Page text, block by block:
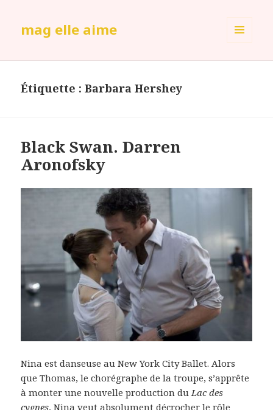
mag elle aime
Étiquette :Barbara Hershey
Black Swan. Darren
Aronofsky
Nina est danseuse au New York City Ballet. Alors
que Thomas, le chorégraphe de la troupe, s’apprête
à monter une nouvelle production duLac des
cygnes, Nina veut absolument décrocher le rôle